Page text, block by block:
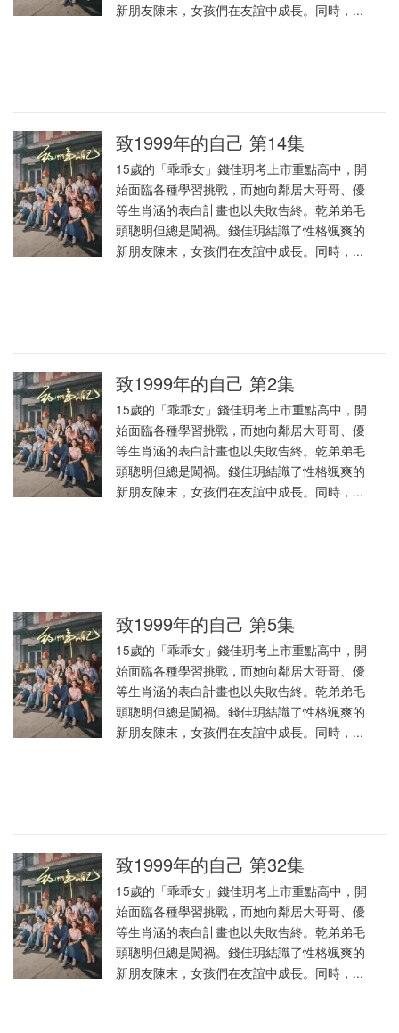
新朋友陳末，女孩們在友誼中成長。同時，...
致1999年的自己 第14集
15歲的「乖乖女」錢佳玥考上市重點高中，開
始面臨各種學習挑戰，而她向鄰居大哥哥、優
等生肖涵的表白計畫也以失敗告終。乾弟弟毛
頭聰明但總是闖禍。錢佳玥結識了性格颯爽的
新朋友陳末，女孩們在友誼中成長。同時，...
致1999年的自己 第2集
15歲的「乖乖女」錢佳玥考上市重點高中，開
始面臨各種學習挑戰，而她向鄰居大哥哥、優
等生肖涵的表白計畫也以失敗告終。乾弟弟毛
頭聰明但總是闖禍。錢佳玥結識了性格颯爽的
新朋友陳末，女孩們在友誼中成長。同時，...
致1999年的自己 第5集
15歲的「乖乖女」錢佳玥考上市重點高中，開
始面臨各種學習挑戰，而她向鄰居大哥哥、優
等生肖涵的表白計畫也以失敗告終。乾弟弟毛
頭聰明但總是闖禍。錢佳玥結識了性格颯爽的
新朋友陳末，女孩們在友誼中成長。同時，...
致1999年的自己 第32集
15歲的「乖乖女」錢佳玥考上市重點高中，開
始面臨各種學習挑戰，而她向鄰居大哥哥、優
等生肖涵的表白計畫也以失敗告終。乾弟弟毛
頭聰明但總是闖禍。錢佳玥結識了性格颯爽的
新朋友陳末，女孩們在友誼中成長。同時，...